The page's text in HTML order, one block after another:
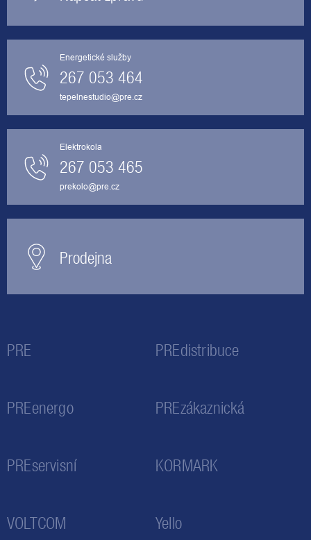
Energetické služby
267 053 464
tepelnestudio@pre.cz
Elektrokola
267 053 465
prekolo@pre.cz
Prodejna
PRE PREdistribuce
PREenergo PREzákaznická
PREservisní KORMARK
VOLTCOM Yello